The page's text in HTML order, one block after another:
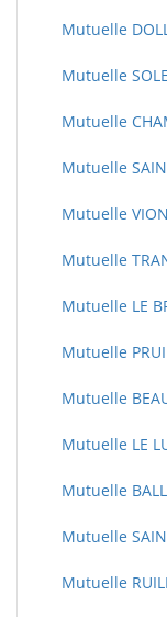
Mutuelle
Mutuelle
Mutuelle
Mutuelle
Mutuelle VION
Mutuelle
Mutuelle LE
Mutuelle
Mutuelle
Mutuelle LE
Mutuelle
Mutuelle
Mutuelle